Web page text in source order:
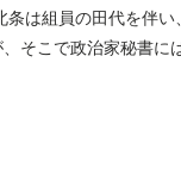
は組員の田代を伴い
そこで政治家秘書に